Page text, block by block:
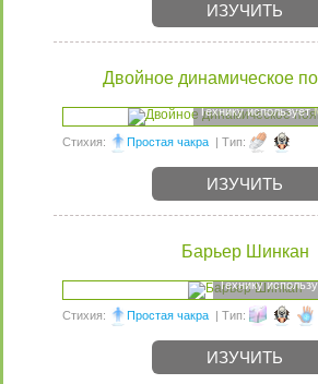
ИЗУЧИТЬ
Двойное динамическое
Технику использует
Стихия: Простая чакра | Тип:
ИЗУЧИТЬ
Барьер Шинкан
Технику
Стихия: Простая чакра | Тип:
ИЗУЧИТЬ